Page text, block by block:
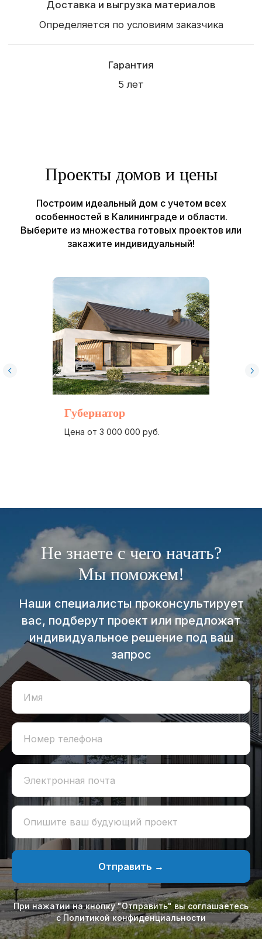
Проекты домов и цены
Построим идеальный дом с учетом всех
особенностей в Калининграде и области.
Выберите из множества готовых проектов или
закажите индивидуальный!
Губернатор
Цена от 3 000 000 руб.
Не знаете с чего начать?
Мы поможем!
Наши специалисты проконсультирует
вас, подберут проект или предложат
индивидуальное решение под ваш
запрос
Имя
Номер телефона
Электронная почта
Опишите ваш будующий проект
Отправить →
При нажатии на кнопку "Отправить" вы соглашаетесь
с Политикой конфиденциальности
Наши работы
О компании
Контакты
(конец ул. Суворова)
Рассчитать проект →
© Все права защищены, ИП Шум Владимир Сергеевич
Пользовательское соглашение